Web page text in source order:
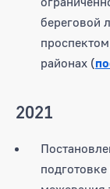
береговой
районах (
2021